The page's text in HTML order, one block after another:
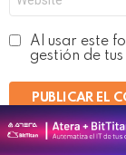
Al usar este
gestión de